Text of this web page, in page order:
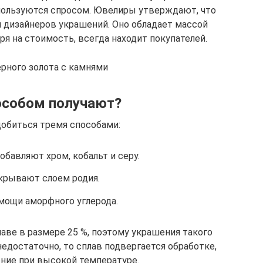
спросом. Ювелиры утверждают, что
дизайнеров украшений. Оно обладает массой
на стоимость, всегда находит покупателей.
золота с камнями
получают?
тремя способами:
хром, кобальт и серу.
слоем родия.
аморфного углерода.
в размере 25 %, поэтому украшения такого
то сплав подвергается обработке,
при высокой температуре.